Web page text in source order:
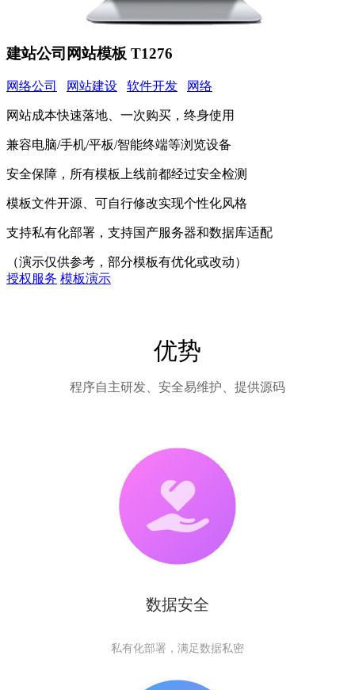
建站公司网站模板 T1276
网络公司 网站建设 软件开发 网络
网站成本快速落地、一次购买，终身使用
兼容电脑/手机/平板/智能终端等浏览设备
安全保障，所有模板上线前都经过安全检测
模板文件开源、可自行修改实现个性化风格
支持私有化部署，支持国产服务器和数据库适配
（演示仅供参考，部分模板有优化或改动）
授权服务 模板演示
优势
程序自主研发、安全易维护、提供源码
数据安全
私有化部署，满足数据私密